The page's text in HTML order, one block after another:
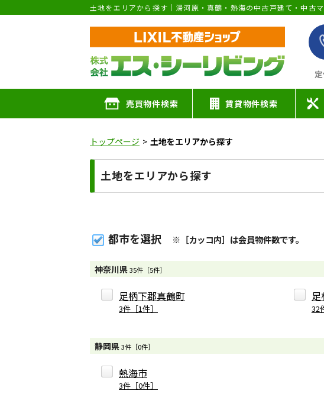
土地をエリアから探す｜湯河原・真鶴・熱海の中古戸建て・中古
売買物件検索 賃貸物件検索
トップページ 土地をエリアから探す
土地をエリアから探す
都市を選択 ※［カッコ内］は会員物件数です。
神奈川県35件［5件］
足柄下郡真鶴町
3件［1件］ 32
静岡県3件［0件］
熱海市
3件［0件］